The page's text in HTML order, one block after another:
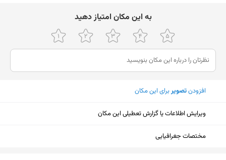
چهارشنبه
۷ تا ۲۳
پنجشنبه
۷ تا ۲۳
جمعه
شنبه
ﺑﻪ اﯾﻦ ﻣﮑﺎن اﻣﺘﯿﺎز دﻫﯿﺪ
افزودنتصویربرای این مکان
ویرایش اطلاعات یا گزارش تعطیلی این مکان
مختصات جغرافیایی